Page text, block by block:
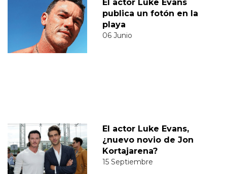
El actor Luke Evans
publica un fotón en la
playa
06 Junio
El actor Luke Evans,
¿nuevo novio de Jon
Kortajarena?
15 Septiembre